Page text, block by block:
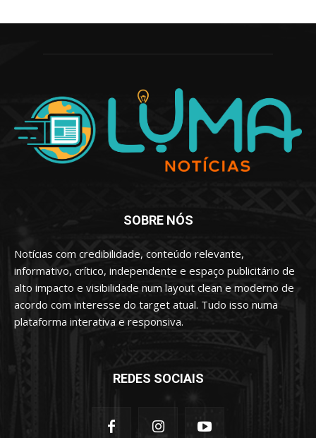
SOBRE NÓS
Notícias com credibilidade, conteúdo relevante,
informativo, crítico, independente e espaço publicitário de
alto impacto e visibilidade num layout clean e moderno de
acordo com interesse do target atual. Tudo isso numa
plataforma interativa e responsiva.
REDES SOCIAIS